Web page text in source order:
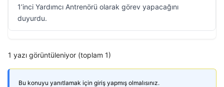
1’inci Yardımcı Antrenörü olarak görev yapacağını
duyurdu.
1 yazı görüntüleniyor (toplam 1)
Bu konuyu yanıtlamak için giriş yapmış olmalısınız.